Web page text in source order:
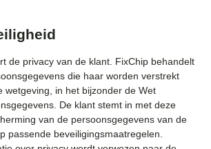
de privacy van de klant. FixChip behandelt
die haar worden verstrekt
wetgeving, in het bijzonder de Wet
De klant stemt in met deze
van de persoonsgegevens van de
passende beveiligingsmaatregelen.